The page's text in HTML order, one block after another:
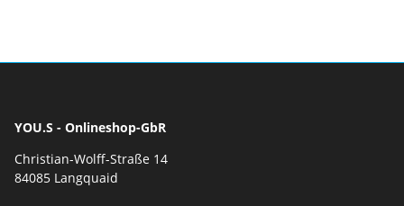
YOU.S - Onlineshop-GbR
Christian-Wolff-Straße 14
84085 Langquaid